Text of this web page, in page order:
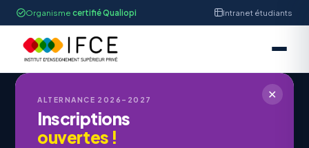
Organisme certifié Qualiopi Intranet étudiants
✕
ALTERNANCE 2026–2027
Inscriptions
ouvertes !
Candidature à une offre d’emploi